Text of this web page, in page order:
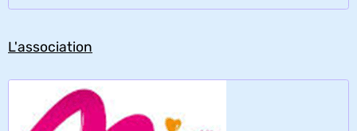
L'association